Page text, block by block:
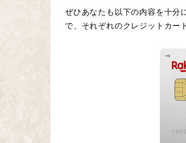
ぜひあなたも以下の内容を十分
で、それぞれのクレジットカー